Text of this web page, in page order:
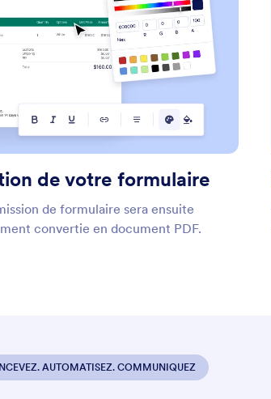
de votre formulaire
de formulaire sera ensuite
convertie en document PDF.
AUTOMATISEZ. COMMUNIQUEZ